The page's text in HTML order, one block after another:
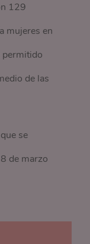
129
mujeres en
permitido
de las
se
de marzo